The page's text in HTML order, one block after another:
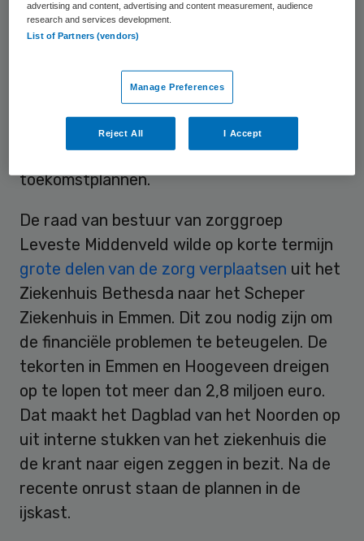
Toekomstplannen
donderdag bijeenkomsten voor
medewerkers van de ziekenhuizen in
Emmen en Hoogeveen. Zij krijgen dan meer
informatie over de financiële situatie en de
toekomstplannen.
De raad van bestuur van zorggroep
Leveste Middenveld wilde op korte termijn
grote delen van de zorg verplaatsen uit het
Ziekenhuis Bethesda naar het Scheper
Ziekenhuis in Emmen. Dit zou nodig zijn om
de financiële problemen te beteugelen. De
tekorten in Emmen en Hoogeveen dreigen
op te lopen tot meer dan 2,8 miljoen euro.
Dat maakt het Dagblad van het Noorden op
uit interne stukken van het ziekenhuis die
de krant naar eigen zeggen in bezit. Na de
recente onrust staan de plannen in de
ijskast.
advertising and content, advertising and content measurement, audience
research and services development.
List of Partners (vendors)
Manage Preferences
Reject All I Accept